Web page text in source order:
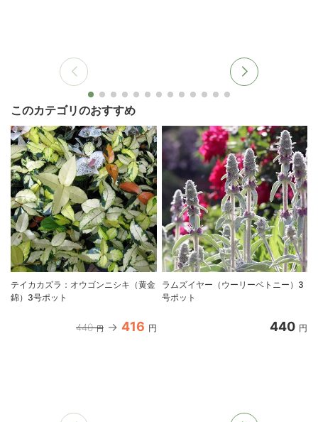
このカテゴリのおすすめ
テイカカズラ：オウゴンニシキ（黄金
錦）3号ポット
440 円 416 円
ラムズイヤー（ウーリーベトニー）3
号ポット
440 円